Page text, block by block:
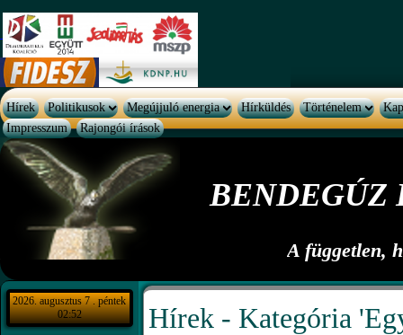
Hírek Politikusok Megújjuló energia Hírküldés Történelem
Impresszum
Rajongói írások
BENDEGÚZ
A független,
2026. augusztus 7 . péntek
02:52
Hírek - Kategória